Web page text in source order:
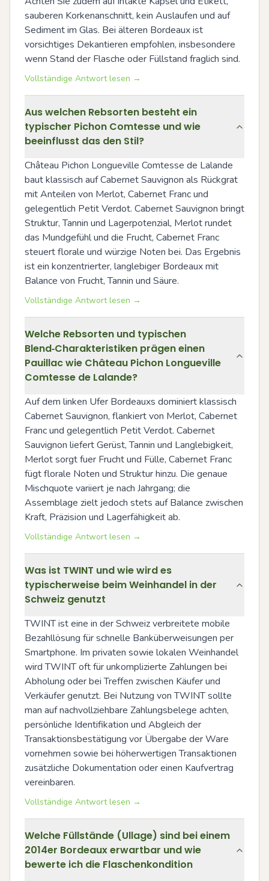
sauberen Korkenanschnitt, kein Auslaufen und auf
Sediment im Glas. Bei älteren Bordeaux ist
vorsichtiges Dekantieren empfohlen, insbesondere
wenn Stand der Flasche oder Füllstand fraglich sind.
Vollständige Antwort lesen →
Aus welchen Rebsorten besteht ein
typischer Pichon Comtesse und wie
beeinflusst das den Stil?
Château Pichon Longueville Comtesse de Lalande
baut klassisch auf Cabernet Sauvignon als Rückgrat
mit Anteilen von Merlot, Cabernet Franc und
gelegentlich Petit Verdot. Cabernet Sauvignon bringt
Struktur, Tannin und Lagerpotenzial, Merlot rundet
das Mundgefühl und die Frucht, Cabernet Franc
steuert florale und würzige Noten bei. Das Ergebnis
ist ein konzentrierter, langlebiger Bordeaux mit
Balance von Frucht, Tannin und Säure.
Vollständige Antwort lesen →
Welche Rebsorten und typischen
Blend‑Charakteristiken prägen einen
Pauillac wie Château Pichon Longueville
Comtesse de Lalande?
Auf dem linken Ufer Bordeauxs dominiert klassisch
Cabernet Sauvignon, flankiert von Merlot, Cabernet
Franc und gelegentlich Petit Verdot. Cabernet
Sauvignon liefert Gerüst, Tannin und Langlebigkeit,
Merlot sorgt fuer Frucht und Fülle, Cabernet Franc
fügt florale Noten und Struktur hinzu. Die genaue
Mischquote variiert je nach Jahrgang; die
Assemblage zielt jedoch stets auf Balance zwischen
Kraft, Präzision und Lagerfähigkeit ab.
Vollständige Antwort lesen →
Was ist TWINT und wie wird es
typischerweise beim Weinhandel in der
Schweiz genutzt
TWINT ist eine in der Schweiz verbreitete mobile
Bezahllösung für schnelle Banküberweisungen per
Smartphone. Im privaten sowie lokalen Weinhandel
wird TWINT oft für unkomplizierte Zahlungen bei
Abholung oder bei Treffen zwischen Käufer und
Verkäufer genutzt. Bei Nutzung von TWINT sollte
man auf nachvollziehbare Zahlungsbelege achten,
persönliche Identifikation und Abgleich der
Transaktionsbestätigung vor Übergabe der Ware
vornehmen sowie bei höherwertigen Transaktionen
zusätzliche Dokumentation oder einen Kaufvertrag
vereinbaren.
Vollständige Antwort lesen →
Welche Füllstände (Ullage) sind bei einem
2014er Bordeaux erwartbar und wie
bewerte ich die Flaschenkondition